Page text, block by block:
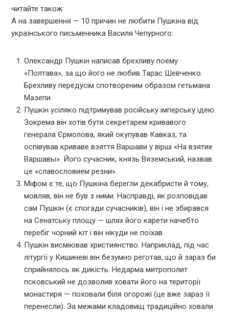
читайте також:
А на завершення — 10 причин не любити Пушкіна від
українського письменника Василя Чепурного:
Олександр Пушкін написав брехливу поему
«Полтава», за що його не любив Тарас Шевченко.
Брехливу передусім спотвореним образом гетьмана
Мазепи.
Пушкін усіляко підтримував російську імперську ідею.
Зокрема він хотів бути секретарем кривавого
генерала Єрмолова, який окупував Кавказ, та
оспівував криваве взяття Варшави у вірші «На взятие
Варшавы». Його сучасник, князь Вяземський, назвав
це «славословием резни».
Міфом є те, що Пушкіна берегли декабристи й тому,
мовляв, він не був з ними. Насправді, як розповідав
сам Пушкін (є спогади сучасників), він і не збирався
на Сенатську площу — шлях його карети начебто
перебіг чорний кіт і він нікуди не поїхав.
Пушкін висміював християнство. Наприклад, під час
літургії у Кишиневі він безумно реготав, що й зараз би
сприйнялось як дикість. Недарма митрополит
псковський не дозволив ховати його на території
монастиря — поховали біля огорожі (це вже зараз її
перенесли). За межами кладовищ традиційно ховали